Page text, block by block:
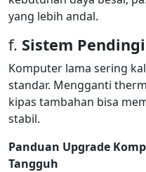
yang lebih andal.
f. Sistem
Komputer lama sering
standar. Mengganti
kipas tambahan bisa
stabil.
Panduan Upgrade
Tangguh